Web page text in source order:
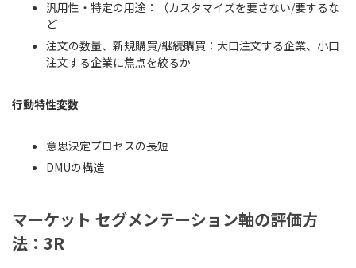
汎用性・特定の用途：（カスタマイズを要さない/要するな
ど
注文の数量、新規購買/継続購買：大口注文する企業、小口
注文する企業に焦点を絞るか
行動特性変数
意思決定プロセスの長短
DMUの構造
マーケット セグメンテーション軸の評価方
法：3R